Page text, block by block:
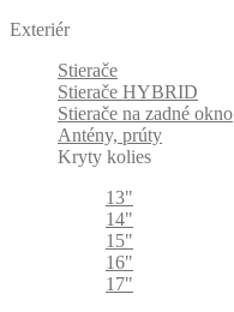
Exteriér
Stierače
Stierače HYBRID
Stierače na zadné okno
Antény, prúty
Kryty kolies
13"
14"
15"
16"
17"